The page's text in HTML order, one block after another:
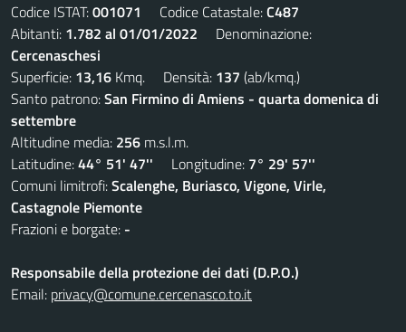
Codice ISTAT:001071 Codice Catastale:C487
Abitanti: 1.782 al 01/01/2022 Denominazione:
Cercenaschesi
Superficie: 13,16 Kmq. Densità: 137 (ab/kmq.)
Santo patrono:San Firmino di Amiens - quarta domenica di
settembre
Altitudine media: 256 m.s.l.m.
Latitudine:44° 51' 47'' Longitudine: 7° 29' 57''
Comuni limitrofi:Scalenghe, Buriasco, Vigone, Virle,
Castagnole Piemonte
Frazioni e borgate: -
Responsabile della protezione dei dati (D.P.O.)
Email: privacy@comune.cercenasco.to.it